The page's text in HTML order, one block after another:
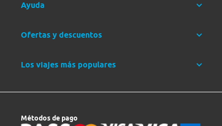
Ayuda
Ofertas y descuentos
Los viajes más populares
Métodos de pago